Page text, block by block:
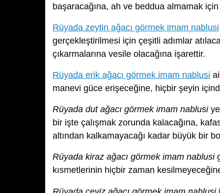
başaracağına, ah ve beddua almamak
Rüyada zeytin ağacı görmek imam nablusi
gerçekleştirilmesi için çeşitli adımlar
çıkarmalarına vesile olacağına işarettir.
Rüyada erik ağacı görmek imam nablusi
manevi güce erişeceğine, hiçbir şeyin
Rüyada dut ağacı görmek imam nablusi
bir işte çalışmak zorunda kalacağına,
altından kalkamayacağı kadar büyük bir
Rüyada kiraz ağacı görmek imam nablusi
kısmetlerinin hiçbir zaman